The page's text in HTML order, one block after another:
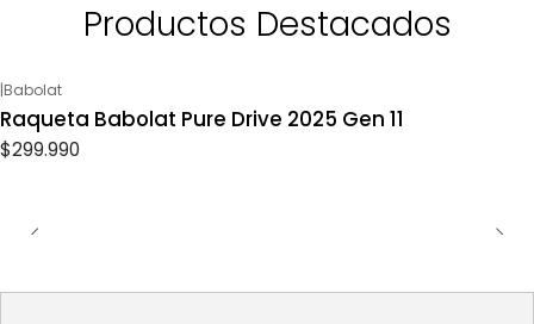
Productos Destacados
|Babolat
Raqueta Babolat Pure Drive 2025 Gen 11
$299.990